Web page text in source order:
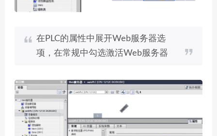
在PLC的属性中展开Web服务器选
项，在常规中勾选激活Web服务器